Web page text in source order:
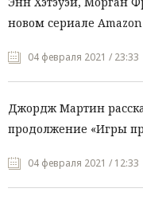
новом сериале Amazon
04 февраля 2021 / 23:33
Джордж Мартин
продолжение «Игры
04 февраля 2021 / 12:33